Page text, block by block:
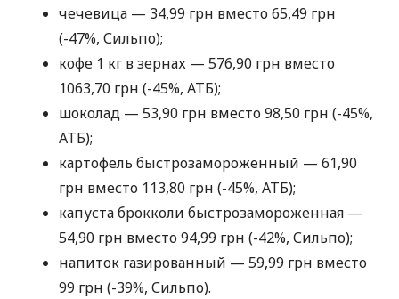
чечевица — 34,99 грн вместо 65,49 грн
(-47%, Сильпо);
кофе 1 кг в зернах — 576,90 грн вместо
1063,70 грн (-45%, АТБ);
шоколад — 53,90 грн вместо 98,50 грн (-45%,
АТБ);
картофель быстрозамороженный — 61,90
грн вместо 113,80 грн (-45%, АТБ);
капуста брокколи быстрозамороженная —
54,90 грн вместо 94,99 грн (-42%, Сильпо);
напиток газированный — 59,99 грн вместо
99 грн (-39%, Сильпо).